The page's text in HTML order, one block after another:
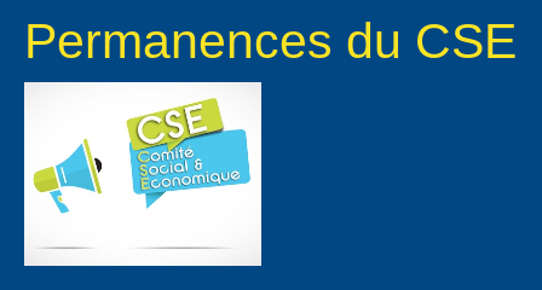
Permanences du CSE